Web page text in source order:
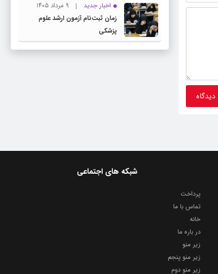
اخبار جدید
۹ مرداد ۱۴۰۵
زمان ثبت‌نام آزمون ارشد علوم
پزشکی
شبکه های اجتماعی
پرداخت
تماس با ما
خانه
در باره ما
زیر منو
زیر منو پنجم
زیر منو دوم